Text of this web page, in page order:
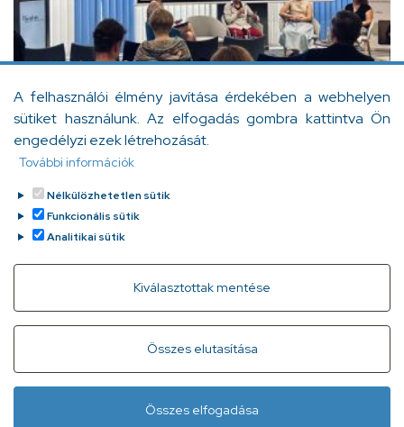
A felhasználói élmény javítása érdekében a webhelyen
sütiket használunk. Az elfogadás gombra kattintva Ön
engedélyzi ezek létrehozását.
További információk
Nélkülözhetetlen sütik
Funkcionális sütik
Analitikai sütik
Kiválasztottak mentése
Összes elutasítása
Withdraw consent
Összes elfogadása
Gyorslinkek
Adatvédelem Kapcsolat
+ 36 1 296 2556(normál díjas, 8:00-20:00 között
hívható)